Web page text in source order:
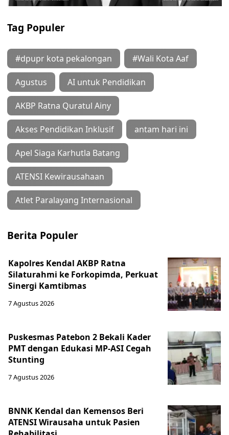
Tag Populer
#dpupr kota pekalongan #Wali Kota Aaf
Agustus AI untuk Pendidikan
AKBP Ratna Quratul Ainy
Akses Pendidikan Inklusif antam hari ini
Apel Siaga Karhutla Batang
ATENSI Kewirausahaan
Atlet Paralayang Internasional
Berita Populer
Kapolres Kendal AKBP Ratna
Silaturahmi ke Forkopimda, Perkuat
Sinergi Kamtibmas
7 Agustus 2026
Puskesmas Patebon 2 Bekali Kader
PMT dengan Edukasi MP-ASI Cegah
Stunting
7 Agustus 2026
BNNK Kendal dan Kemensos Beri
ATENSI Wirausaha untuk Pasien